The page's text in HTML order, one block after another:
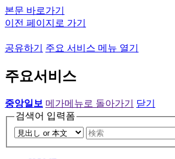
본문 바로가기
이전 페이지로 가기
공유하기 주요 서비스 메뉴 열기
주요서비스
중앙일보 메가메뉴로 돌아가기
닫기
검색어 입력폼